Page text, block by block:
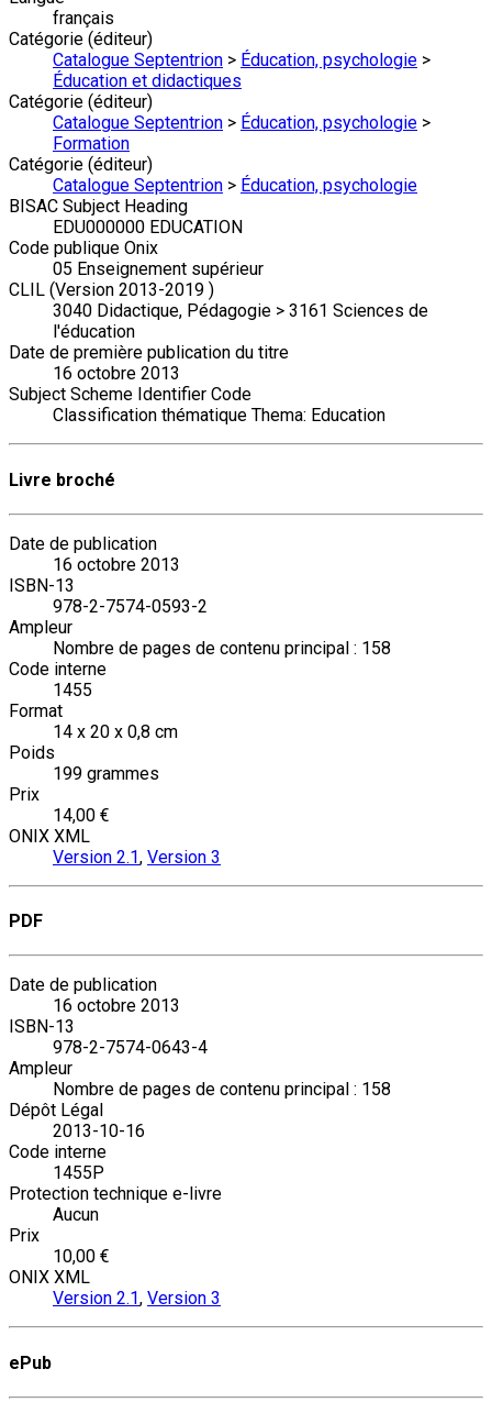
français
Catégorie (éditeur)
Catalogue Septentrion > Éducation, psychologie >
Éducation et didactiques
Catégorie (éditeur)
Catalogue Septentrion > Éducation, psychologie >
Formation
Catégorie (éditeur)
Catalogue Septentrion > Éducation, psychologie
BISAC Subject Heading
EDU000000 EDUCATION
Code publique Onix
05 Enseignement supérieur
CLIL (Version 2013-2019 )
3040 Didactique, Pédagogie > 3161 Sciences de
l'éducation
Date de première publication du titre
16 octobre 2013
Subject Scheme Identifier Code
Classification thématique Thema: Education
Livre broché
Date de publication
16 octobre 2013
ISBN-13
978-2-7574-0593-2
Ampleur
Nombre de pages de contenu principal : 158
Code interne
1455
Format
14 x 20 x 0,8 cm
Poids
199 grammes
Prix
14,00 €
ONIX XML
Version 2.1, Version 3
PDF
Date de publication
16 octobre 2013
ISBN-13
978-2-7574-0643-4
Ampleur
Nombre de pages de contenu principal : 158
Dépôt Légal
2013-10-16
Code interne
1455P
Protection technique e-livre
Aucun
Prix
10,00 €
ONIX XML
Version 2.1, Version 3
ePub